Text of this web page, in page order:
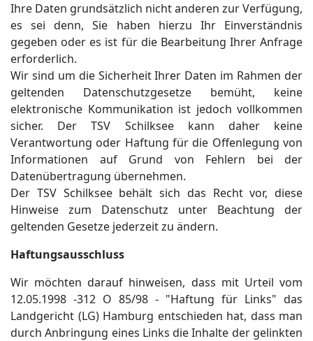
Ihre Daten grundsätzlich nicht anderen zur Verfügung,
es sei denn, Sie haben hierzu Ihr Einverständnis
gegeben oder es ist für die Bearbeitung Ihrer Anfrage
erforderlich.
Wir sind um die Sicherheit Ihrer Daten im Rahmen der
geltenden Datenschutzgesetze bemüht, keine
elektronische Kommunikation ist jedoch vollkommen
sicher. Der TSV Schilksee kann daher keine
Verantwortung oder Haftung für die Offenlegung von
Informationen auf Grund von Fehlern bei der
Datenübertragung übernehmen.
Der TSV Schilksee behält sich das Recht vor, diese
Hinweise zum Datenschutz unter Beachtung der
geltenden Gesetze jederzeit zu ändern.
Haftungsausschluss
Wir möchten darauf hinweisen, dass mit Urteil vom
12.05.1998 -312 O 85/98 - "Haftung für Links" das
Landgericht (LG) Hamburg entschieden hat, dass man
durch Anbringung eines Links die Inhalte der gelinkten